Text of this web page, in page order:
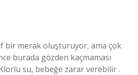
bir merak oluşturuyor, ama çok
burada gözden kaçmaması
su, bebeğe zarar verebilir .